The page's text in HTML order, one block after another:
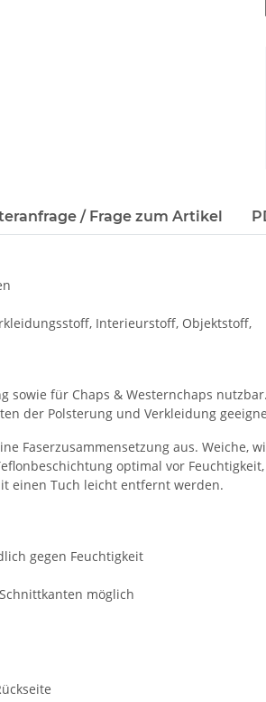
Interieurstoff, Objektstoff,
der Polsterung und Verkleidung
Faserzusammensetzung aus. Weiche,
optimal vor
einen Tuch leicht entfernt werden.
gegen Feuchtigkeit
möglich